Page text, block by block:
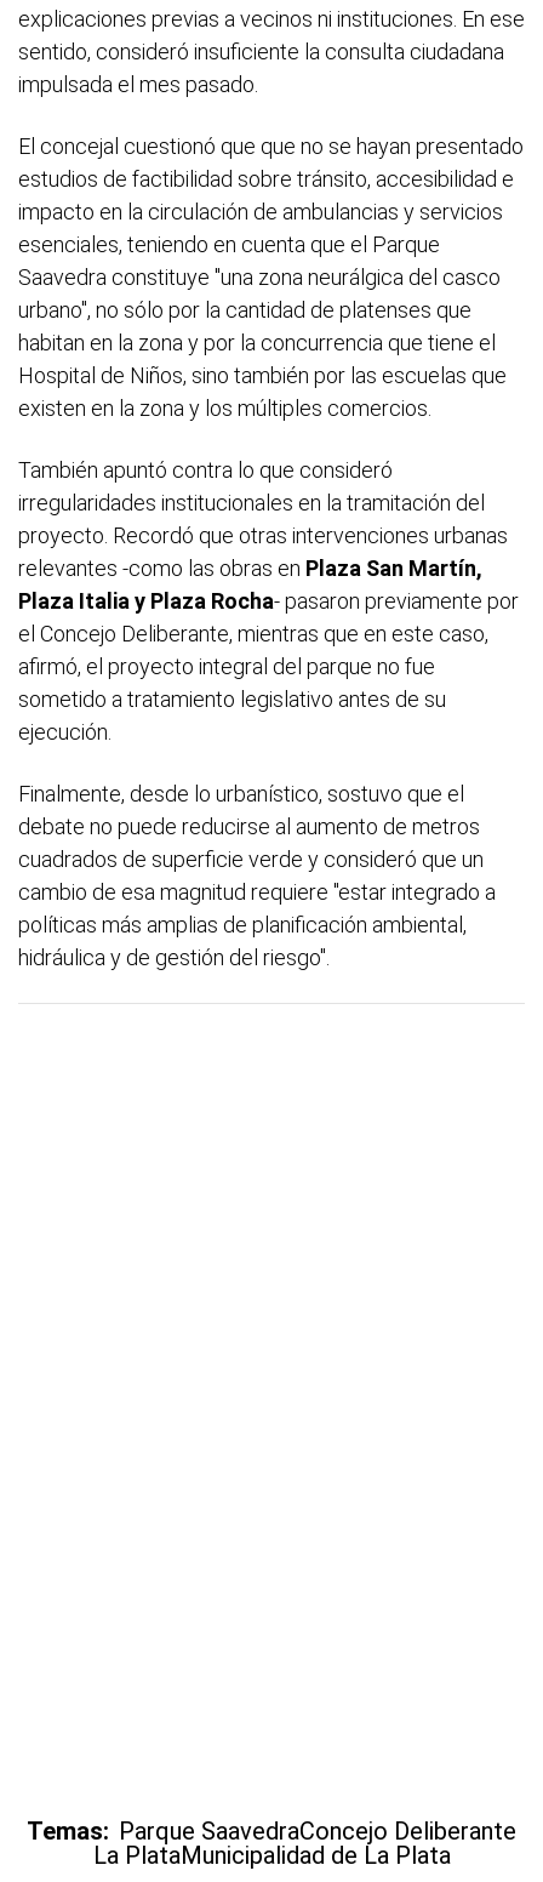
explicaciones previas a vecinos ni instituciones. En ese
sentido, consideró insuficiente la consulta ciudadana
impulsada el mes pasado.
El concejal cuestionó que que no se hayan presentado
estudios de factibilidad sobre tránsito, accesibilidad e
impacto en la circulación de ambulancias y servicios
esenciales, teniendo en cuenta que el Parque
Saavedra constituye "una zona neurálgica del casco
urbano", no sólo por la cantidad de platenses que
habitan en la zona y por la concurrencia que tiene el
Hospital de Niños, sino también por las escuelas que
existen en la zona y los múltiples comercios.
También apuntó contra lo que consideró
irregularidades institucionales en la tramitación del
proyecto. Recordó que otras intervenciones urbanas
relevantes -como las obras en Plaza San Martín,
Plaza Italia y Plaza Rocha- pasaron previamente por
el Concejo Deliberante, mientras que en este caso,
afirmó, el proyecto integral del parque no fue
sometido a tratamiento legislativo antes de su
ejecución.
Finalmente, desde lo urbanístico, sostuvo que el
debate no puede reducirse al aumento de metros
cuadrados de superficie verde y consideró que un
cambio de esa magnitud requiere "estar integrado a
políticas más amplias de planificación ambiental,
hidráulica y de gestión del riesgo".
Temas: Parque SaavedraConcejo Deliberante
La PlataMunicipalidad de La Plata